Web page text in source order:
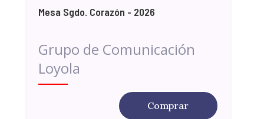
Mesa Sgdo. Corazón - 2026
Grupo de Comunicación
Loyola
Comprar